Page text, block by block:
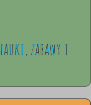
zabawy i